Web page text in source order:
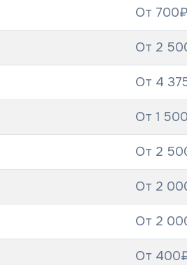
От 700₽
От 2
От 4
От 1
От 2
От 2
От 2
От